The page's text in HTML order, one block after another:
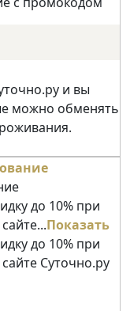
и вы
можно обменять
до 10% при
Показать
до 10% при
Суточно.ру